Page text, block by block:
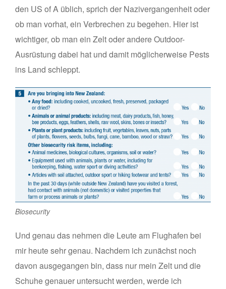
den US of A üblich, sprich der Nazivergangenheit oder
ob man vorhat, ein Verbrechen zu begehen. Hier ist
wichtiger, ob man ein Zelt oder andere Outdoor-
Ausrüstung dabei hat und damit möglicherweise Pests
ins Land schleppt.
Biosecurity
Und genau das nehmen die Leute am Flughafen bei
mir heute sehr genau. Nachdem ich zunächst noch
davon ausgegangen bin, dass nur mein Zelt und die
Schuhe genauer untersucht werden, werde ich